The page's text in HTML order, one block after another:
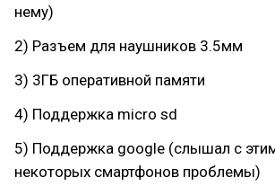
нему)
2) Разъем для наушников 3.5мм
3) 3ГБ оперативной памяти
4) Поддержка micro sd
5) Поддержка google (слышал с
некоторых смартфонов проблемы)